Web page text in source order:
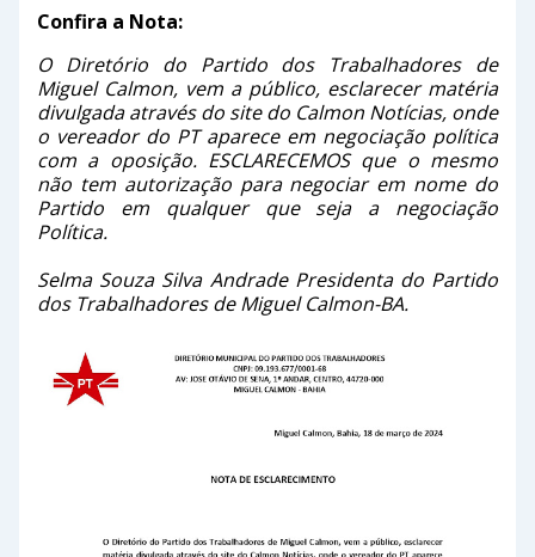
Confira a Nota:
O Diretório do Partido dos Trabalhadores de
Miguel Calmon, vem a público, esclarecer matéria
divulgada através do site do Calmon Notícias, onde
o vereador do PT aparece em negociação política
com a oposição. ESCLARECEMOS que o mesmo
não tem autorização para negociar em nome do
Partido em qualquer que seja a negociação
Política.
Selma Souza Silva Andrade Presidenta do Partido
dos Trabalhadores de Miguel Calmon-BA.